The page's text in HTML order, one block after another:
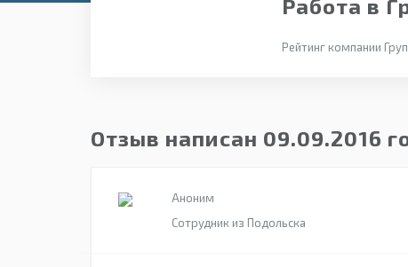
Работа в
Рейтинг компании
Отзыв написан 09.09.2016
Аноним
Сотрудник из Подольска